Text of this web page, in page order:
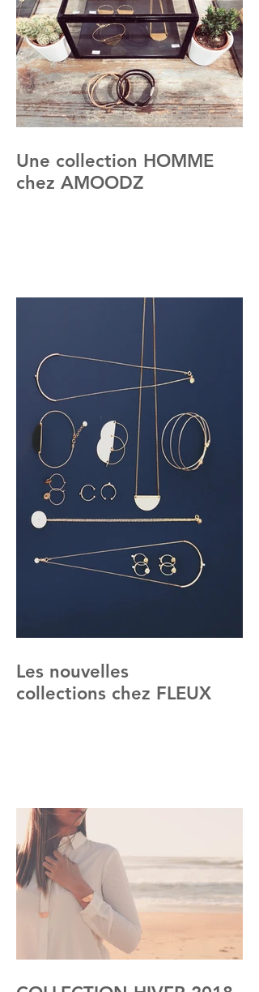
Une collection HOMME
chez AMOODZ
Les nouvelles
collections chez FLEUX